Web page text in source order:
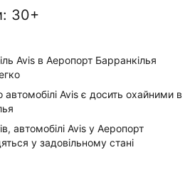
: 30+
Avis в Аеропорт Барранкілья
автомобілі Avis є досить охайними в
автомобілі Avis у Аеропорт
у задовільному стані